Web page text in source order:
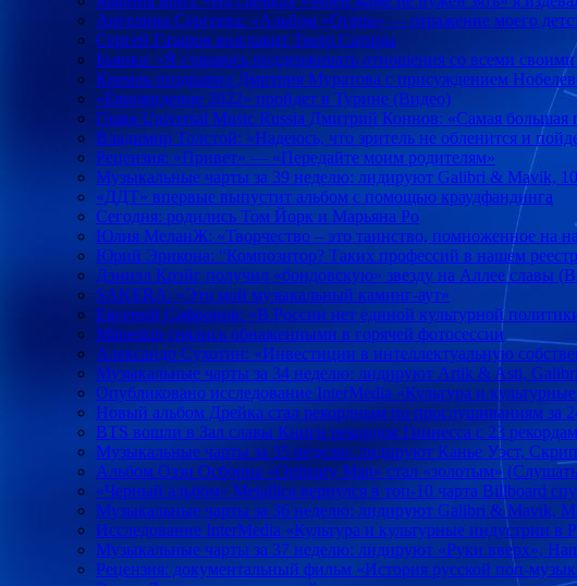
Ангелина Сергеева: «Альбом «Осень» — отражение моего
Сергей Газаров возглавит Театр Cатиры
Бьянка: «Я стараюсь поддерживать отношения со всеми
Кремль поздравил Дмитрия Муратова с присуждением
«Евровидение 2022» пройдет в Турине (Видео)
Глава Universal Music Russia Дмитрий Коннов: «Самая большая
Владимир Толстой: «Надеюсь, что зритель не обленится и
Рецензия: «Привет» — «Передайте моим родителям»
Музыкальные чарты за 39 неделю: лидируют Galibri & Mavik,
«ДДТ» впервые выпустит альбом с помощью краудфандинга
Сегодня: родились Том Йорк и Марьяна Ро
Юлия МеланЖ: «Творчество – это таинство, помноженное на
Юрий Эрикона: “Композитор? Таких профессий в нашем
Дэниэл Крэйг получил «бондовскую» звезду на Аллее славы
SAKERA: «Это мой музыкальный каминг-аут»
Евгений Сафронов: «В России нет единой культурной
Måneskin снялись обнаженными в горячей фотосессии
Александр Сухотин: «Инвестиции в интеллектуальную
Музыкальные чарты за 34 неделю: лидируют Artik & Asti,
Опубликовано исследование InterMedia «Культура и
Новый альбом Дрейка стал рекордным по прослушиваниям за
BTS вошли в Зал славы Книги рекордов Гиннесса с 23
Музыкальные чарты за 35 неделю: лидируют Канье Уэст,
Альбом Оззи Осборна «Ordinary Man» стал «золотым»
«Черный альбом» Metallica вернулся в топ-10 чарта Billboard
Музыкальные чарты за 36 неделю: лидируют Galibri & Mavik,
Исследование InterMedia «Культура и культурные индустрии
Музыкальные чарты за 37 неделю: лидируют «Руки вверх»,
Рецензия: документальный фильм «История русской поп-